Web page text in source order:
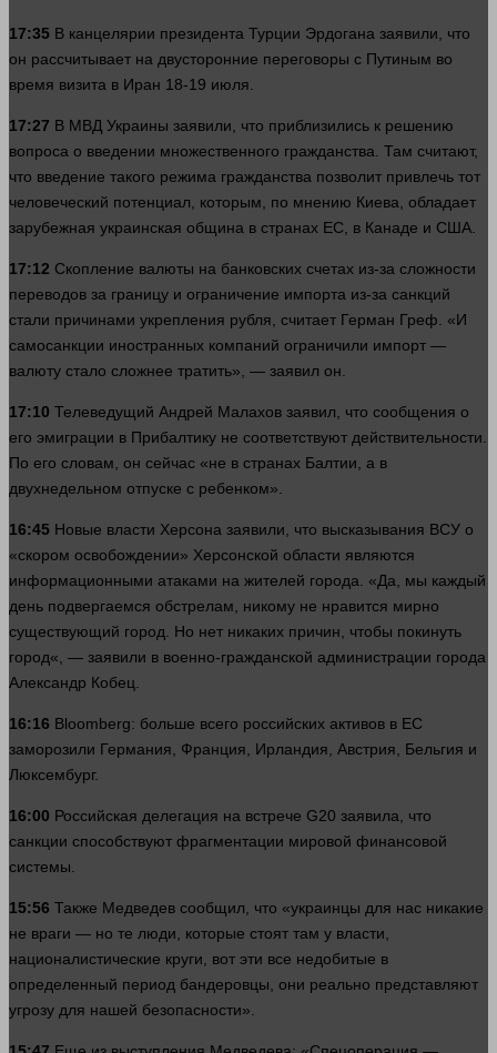
17:35 В канцелярии президента Турции Эрдогана заявили, что
он рассчитывает на двусторонние переговоры с Путиным во
время визита в Иран 18-19 июля.
17:27 В МВД Украины заявили, что приблизились к решению
вопроса о введении множественного гражданства. Там считают,
что введение такого режима гражданства позволит привлечь тот
человеческий потенциал, которым, по мнению Киева, обладает
зарубежная украинская община в странах ЕС, в Канаде и США.
17:12 Скопление валюты на банковских счетах из-за сложности
переводов за границу и ограничение импорта из-за санкций
стали причинами укрепления рубля , считает Герман Греф. «И
самосанкции иностранных компаний ограничили импорт —
валюту стало сложнее тратить», — заявил он.
17:10 Телеведущий Андрей Малахов заявил, что сообщения о
его эмиграции в Прибалтику не соответствуют действительности.
По его словам, он сейчас «не в странах Балтии, а в
двухнедельном отпуске с ребенком».
16:45 Новые власти Херсона заявили, что высказывания ВСУ о
«скором освобождении» Херсонской области являются
информационными атаками на жителей города. «Да, мы каждый
день подвергаемся обстрелам, никому не нравится мирно
существующий город . Но нет никаких причин, чтобы покинуть
город«, — заявили в военно-гражданской администрации города
Александр Кобец.
16:16 Bloomberg: больше всего российских активов в ЕС
заморозили Германия, Франция, Ирландия, Австрия, Бельгия и
Люксембург.
16:00 Российская делегация на встрече G20 заявила, что
санкции способствуют фрагментации мировой финансовой
системы
15:56 Также Медведев сообщил, что «украинцы для нас никакие
не враги — но те люди , которые стоят там у власти
националистические круги, вот эти все недобитые в
определенный период бандеровцы, они реально представляют
угрозу для нашей безопасности».